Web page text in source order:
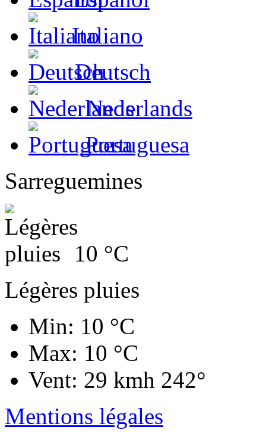
Italiano
Deutsch
Nederlands
Portuguesa
Sarreguemines
10 °C
Légères pluies
Min: 10 °C
Max: 10 °C
Vent: 29 kmh 242°
Mentions légales